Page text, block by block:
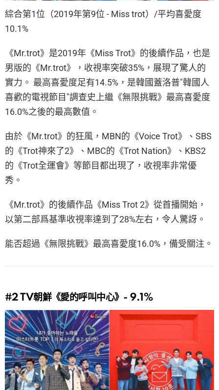
綜合第1位（2019年第9位 - Miss trot）/平均喜愛度
10.1%
《Mr.trot》是2019年《Miss Trot》的後續作品，也是
男版的《Mr.trot》，收視率突破35%，展現了驚人的
實力。 最高喜愛度足有14.5%，是韓國蓋洛普"韓國人
喜歡的電視節目"調查史上繼《無限挑戰》最高喜愛度
16.0%之後的最高數值。
由於《Mr.trot》的狂風，MBN的《Voice Trot》、SBS
的《Trot神來了2》、MBC的《Trot Nation》、KBS2
的《Trot全運會》等節目都出現了，收視率非常優
秀。
《Mr.trot》的後續作品《Miss Trot 2》從首播開始，
以第二部爲基準收視率達到了28%左右，令人驚訝。
能否超過《無限挑戰》最高喜愛度16.0%，備受關注。
#2 TV朝鮮《愛的呼叫中心》- 9.1%